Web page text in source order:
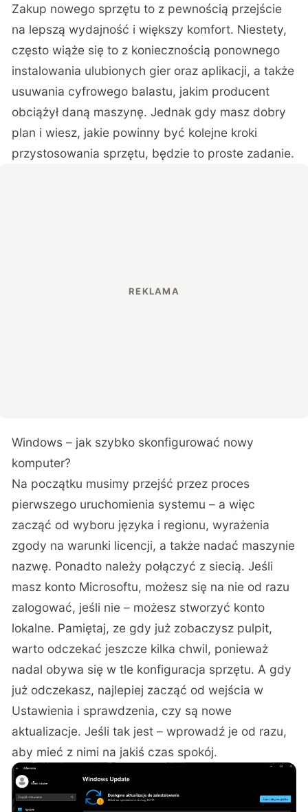
Zakup nowego sprzętu to z pewnością przejście
na lepszą wydajność i większy komfort. Niestety,
często wiąże się to z koniecznością ponownego
instalowania ulubionych gier oraz aplikacji, a także
usuwania cyfrowego balastu, jakim producent
obciążył daną maszynę. Jednak gdy masz dobry
plan i wiesz, jakie powinny być kolejne kroki
przystosowania sprzętu, będzie to proste zadanie.
Windows – jak szybko skonfigurować nowy
komputer?
Na początku musimy przejść przez proces
pierwszego uruchomienia systemu – a więc
zacząć od wyboru języka i regionu, wyrażenia
zgody na warunki licencji, a także nadać maszynie
nazwę. Ponadto należy połączyć z siecią. Jeśli
masz konto Microsoftu, możesz się na nie od razu
zalogować, jeśli nie – możesz stworzyć konto
lokalne. Pamiętaj, ze gdy już zobaczysz pulpit,
warto odczekać jeszcze kilka chwil, ponieważ
nadal obywa się w tle konfiguracja sprzętu. A gdy
już odczekasz, najlepiej zacząć od wejścia w
Ustawienia i sprawdzenia, czy są nowe
aktualizacje. Jeśli tak jest – wprowadź je od razu,
aby mieć z nimi na jakiś czas spokój.